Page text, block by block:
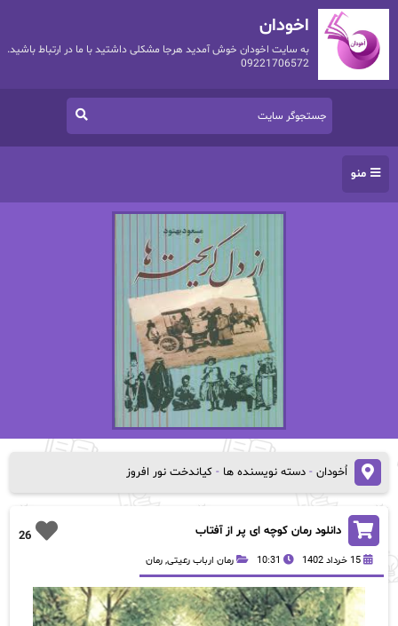
اخودان
به سایت اخودان خوش آمدید هرجا مشکلی داشتید با ما در ارتباط باشید.
09221706572
منو
اُخودان- دسته نویسنده ها - کیاندخت نور افروز
26 دانلود رمان کوچه ای پر از آفتاب
15 خرداد 1402 10:31 رمان ارباب رعیتی, رمان